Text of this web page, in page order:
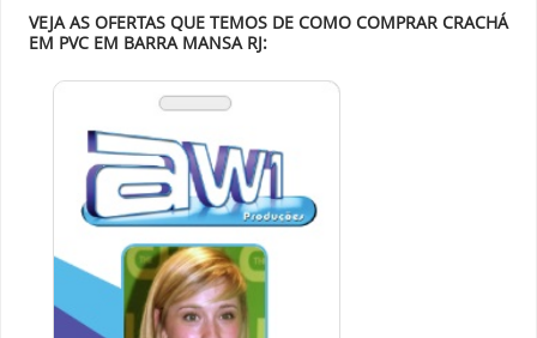
VEJA AS OFERTAS QUE TEMOS DE COMO COMPRAR CRACHÁ
EM PVC EM BARRA MANSA RJ: